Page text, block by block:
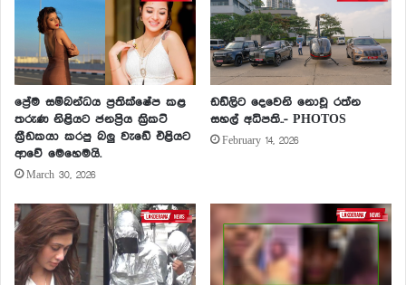
ප්‍රේම සම්බන්ධය ප්‍රතික්ෂේප කළ
තරුණ නිළියට ජනප්‍රිය ක්‍රිකට්
ක්‍රීඩකයා කරපු බලු වැඩේ එළියට
ආවේ මෙහෙමයි.
March 30, 2026
ඩඩ්ලිට දෙවෙනි නොවූ රත්න
සහල් අධිපති..- PHOTOS
February 14, 2026